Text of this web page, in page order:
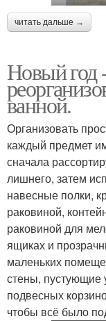
читать дальше →
Новый год
ванной.
Организовать
каждый предмет
сначала
лишнего, затем
навесные полки,
раковиной,
раковиной для
ящиках и
маленьких
стены, пустующие
подвесных
чтобы всё было